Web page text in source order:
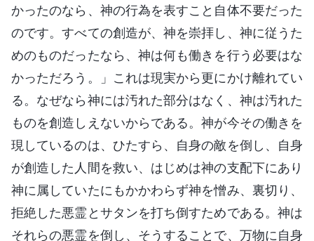
かったのなら、神の行為を表すこと自体不要だった
のです。すべての創造が、神を崇拝し、神に従うた
めのものだったなら、神は何も働きを行う必要はな
かっただろう。」これは現実から更にかけ離れてい
る。なぜなら神には汚れた部分はなく、神は汚れた
ものを創造しえないからである。神が今その働きを
現しているのは、ひたすら、自身の敵を倒し、自身
が創造した人間を救い、はじめは神の支配下にあり
神に属していたにもかかわらず神を憎み、裏切り、
拒絶した悪霊とサタンを打ち倒すためである。神は
それらの悪霊を倒し、そうすることで、万物に自身